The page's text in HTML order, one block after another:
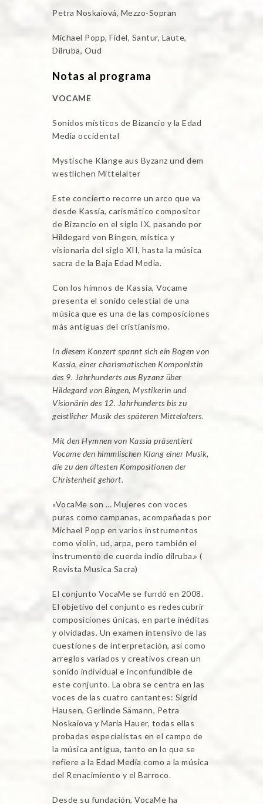
Petra Noskaiová, Mezzo-Sopran
Michael Popp, Fidel, Santur, Laute,
Dilruba, Oud
Notas al programa
VOCAME
Sonidos místicos de Bizancio y la Edad
Media occidental
Mystische Klänge aus Byzanz und dem
westlichen Mittelalter
Este concierto recorre un arco que va
desde Kassia, carismático compositor
de Bizancio en el siglo IX, pasando por
Hildegard von Bingen, mística y
visionaria del siglo XII, hasta la música
sacra de la Baja Edad Media.
Con los himnos de Kassia, Vocame
presenta el sonido celestial de una
música que es una de las composiciones
más antiguas del cristianismo.
In diesem Konzert spannt sich ein Bogen von
Kassia, einer charismatischen Komponistin
des 9. Jahrhunderts aus Byzanz über
Hildegard von Bingen, Mystikerin und
Visionärin des 12. Jahrhunderts bis zu
geistlicher Musik des späteren Mittelalters.
Mit den Hymnen von Kassia präsentiert
Vocame den himmlischen Klang einer Musik,
die zu den ältesten Kompositionen der
Christenheit gehört.
«VocaMe son … Mujeres con voces
puras como campanas, acompañadas por
Michael Popp en varios instrumentos
como violín, ud, arpa, pero también el
instrumento de cuerda indio dilruba.» (
Revista Musica Sacra)
El conjunto VocaMe se fundó en 2008.
El objetivo del conjunto es redescubrir
composiciones únicas, en parte inéditas
y olvidadas. Un examen intensivo de las
cuestiones de interpretación, así como
arreglos variados y creativos crean un
sonido individual e inconfundible de
este conjunto. La obra se centra en las
voces de las cuatro cantantes: Sigrid
Hausen, Gerlinde Sämann, Petra
Noskaiova y Maria Hauer, todas ellas
probadas especialistas en el campo de
la música antigua, tanto en lo que se
refiere a la Edad Media como a la música
del Renacimiento y el Barroco.
Desde su fundación, VocaMe ha